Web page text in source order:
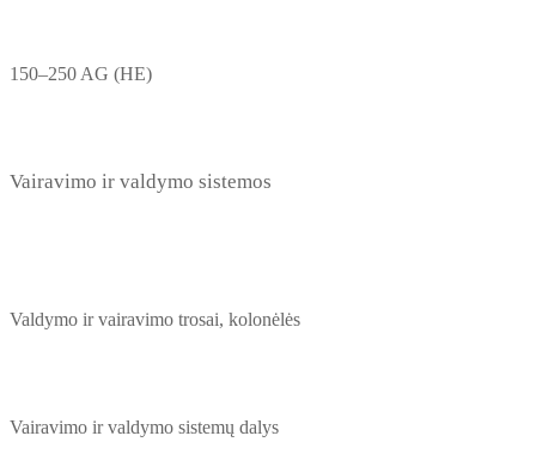
150–250 AG (HE)
Vairavimo ir valdymo sistemos
Valdymo ir vairavimo trosai, kolonėlės
Vairavimo ir valdymo sistemų dalys